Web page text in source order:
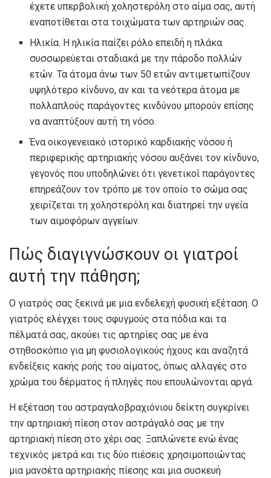
έχετε υπερβολική χοληστερόλη στο αίμα σας, αυτή
εναποτίθεται στα τοιχώματα των αρτηριών σας.
Ηλικία. Η ηλικία παίζει ρόλο επειδή η πλάκα
συσσωρεύεται σταδιακά με την πάροδο πολλών
ετών. Τα άτομα άνω των 50 ετών αντιμετωπίζουν
υψηλότερο κίνδυνο, αν και τα νεότερα άτομα με
πολλαπλούς παράγοντες κινδύνου μπορούν επίσης
να αναπτύξουν αυτή τη νόσο.
Ένα οικογενειακό ιστορικό καρδιακής νόσου ή
περιφερικής αρτηριακής νόσου αυξάνει τον κίνδυνο,
γεγονός που υποδηλώνει ότι γενετικοί παράγοντες
επηρεάζουν τον τρόπο με τον οποίο το σώμα σας
χειρίζεται τη χοληστερόλη και διατηρεί την υγεία
των αιμοφόρων αγγείων.
Πώς διαγιγνώσκουν οι γιατροί
αυτή την πάθηση;
Ο γιατρός σας ξεκινά με μια ενδελεχή φυσική εξέταση. Ο
γιατρός ελέγχει τους σφυγμούς στα πόδια και τα
πέλματά σας, ακούει τις αρτηρίες σας με ένα
στηθοσκόπιο για μη φυσιολογικούς ήχους και αναζητά
ενδείξεις κακής ροής του αίματος, όπως αλλαγές στο
χρώμα του δέρματος ή πληγές που επουλώνονται αργά.
Η εξέταση του αστραγαλοβραχιόνιου δείκτη συγκρίνει
την αρτηριακή πίεση στον αστράγαλό σας με την
αρτηριακή πίεση στο χέρι σας. Ξαπλώνετε ενώ ένας
τεχνικός μετρά και τις δύο πιέσεις χρησιμοποιώντας
μια μανσέτα αρτηριακής πίεσης και μια συσκευή